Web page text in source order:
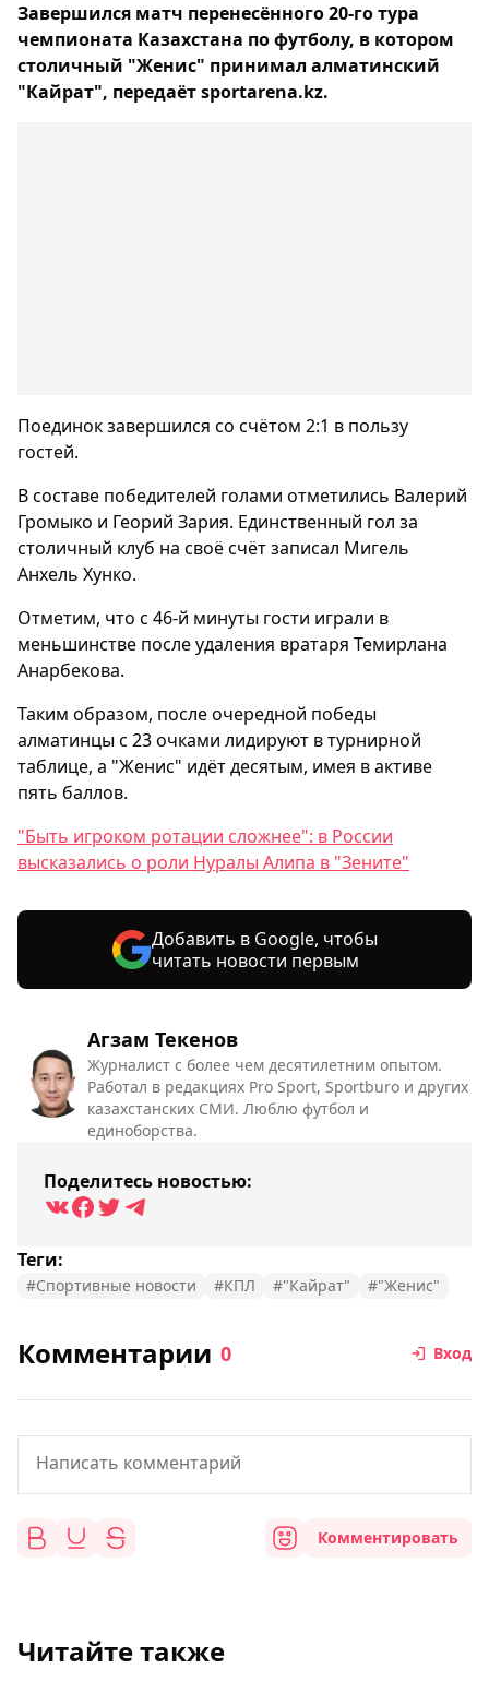
Агзам Текенов
Журналист с более чем десятилетним опытом.
Работал в редакциях Pro Sport, Sportburo и других
казахстанских СМИ. Люблю футбол и
единоборства.
Поделитесь новостью:
Теги:
#Спортивные новости #КПЛ #"Кайрат" #"Женис"
Завершился матч перенесённого 20-го тура
чемпионата Казахстана по футболу, в котором
столичный "Женис" принимал алматинский
"Кайрат", передаёт sportarena.kz.
Поединок завершился со счётом 2:1 в пользу
гостей.
В составе победителей голами отметились Валерий
Громыко и Георий Зария. Единственный гол за
столичный клуб на своё счёт записал Мигель
Анхель Хунко.
Отметим, что с 46-й минуты гости играли в
меньшинстве после удаления вратаря Темирлана
Анарбекова.
Таким образом, после очередной победы
алматинцы с 23 очками лидируют в турнирной
таблице, а "Женис" идёт десятым, имея в активе
пять баллов.
"Быть игроком ротации сложнее": в России
высказались о роли Нуралы Алипа в "Зените"
Добавить в Google, чтобы
читать новости первым
Комментарии 0 Вход
Комментировать
Читайте также